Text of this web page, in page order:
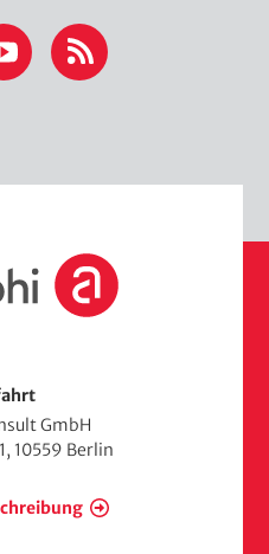
RSS
GmbH
10559 Berlin